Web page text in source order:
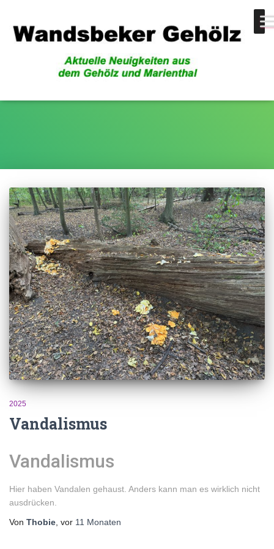
2025
Vandalismus
Vandalismus
Hier haben Vandalen gehaust. Anders kann man es wirklich nicht
ausdrücken.
Von Thobie , vor 11 Monaten